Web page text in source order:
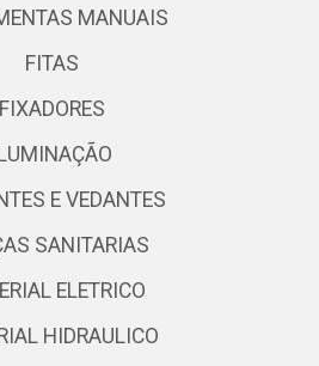
MANUAIS
FITAS
FIXADORES
ILUMINAÇÃO
E VEDANTES
SANITARIAS
ELETRICO
HIDRAULICO